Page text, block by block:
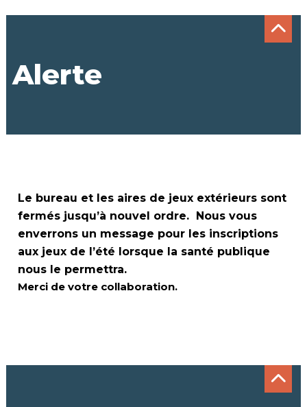
Alerte
Le bureau et les aires de jeux extérieurs sont
fermés jusqu’à nouvel ordre. Nous vous
enverrons un message pour les inscriptions
aux jeux de l’été lorsque la santé publique
nous le permettra.
Merci de votre collaboration.